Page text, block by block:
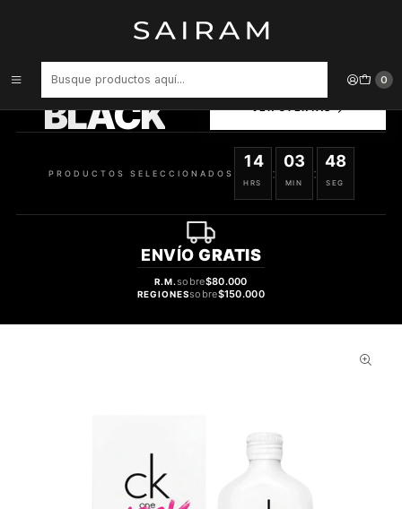
0
PERFUME CK SHOCK DAMA EDT 200 ML
BLACK
SELECCIONADOS
PRODUCTOS SELECCIONADOS
14
HRS
:
03
MIN
:
47
SEG
ENVÍO GRATIS
R.M.sobre$80.000
REGIONESsobre$150.000